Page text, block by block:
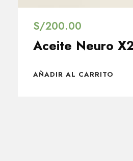
S/200.00
Aceite Neuro
AÑADIR AL CARRITO